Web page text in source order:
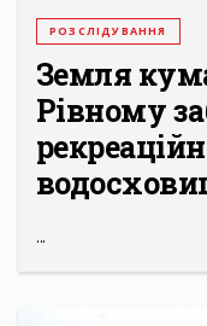
РОЗСЛІДУВАННЯ
Земля
Рівному
...